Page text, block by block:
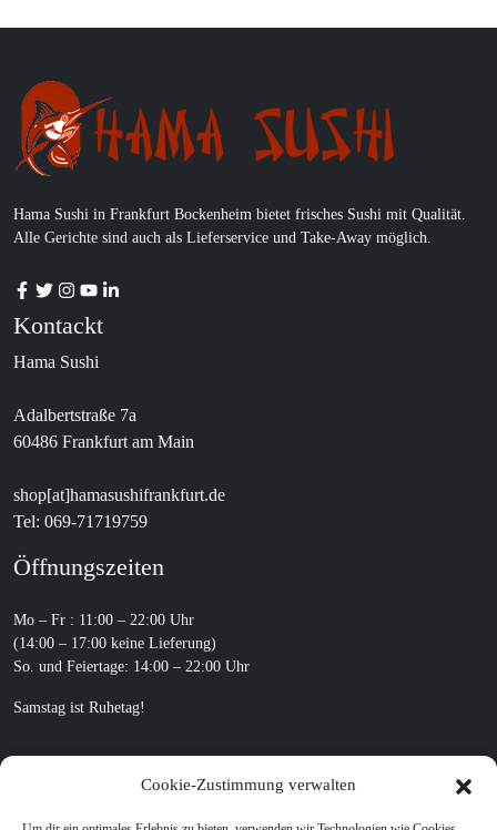
Cookie-Zustimmung verwalten
Hama Sushi in Frankfurt Bockenheim bietet frisches Sushi mit Qualität.
Alle Gerichte sind auch als Lieferservice und Take-Away möglich.
Kontackt
Hama Sushi
Adalbertstraße 7a
60486 Frankfurt am Main
shop[at]hamasushifrankfurt.de
Tel: 069-71719759
Öffnungszeiten
Mo – Fr : 11:00 – 22:00 Uhr
(14:00 – 17:00 keine Lieferung)
So. und Feiertage: 14:00 – 22:00 Uhr
Samstag ist Ruhetag!